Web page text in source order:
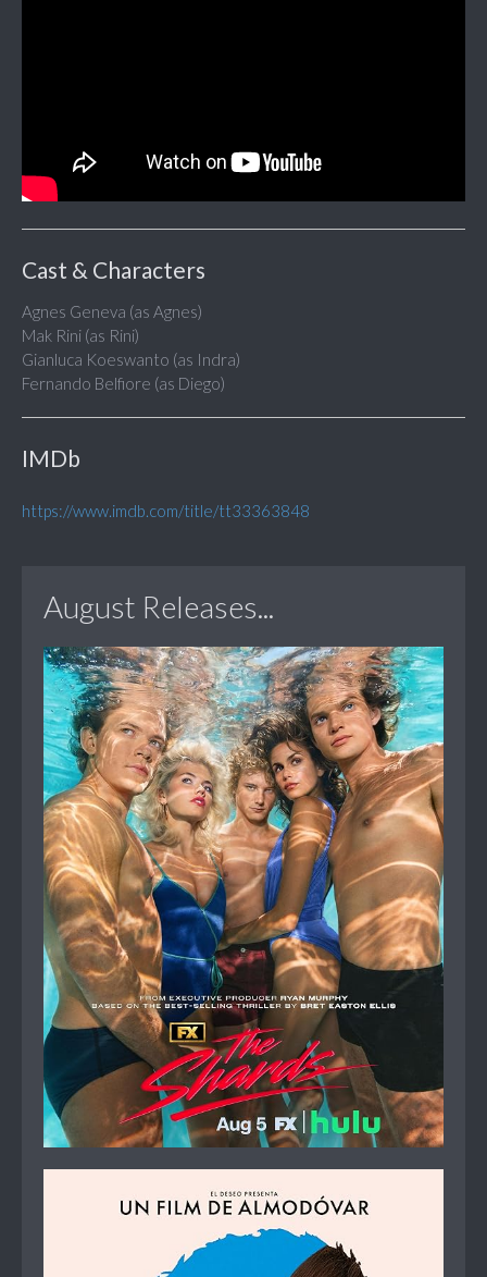
Cast & Characters
Agnes Geneva (as Agnes)
Mak Rini (as Rini)
Gianluca Koeswanto (as Indra)
Fernando Belfiore (as Diego)
IMDb
https://www.imdb.com/title/tt33363848
August Releases...